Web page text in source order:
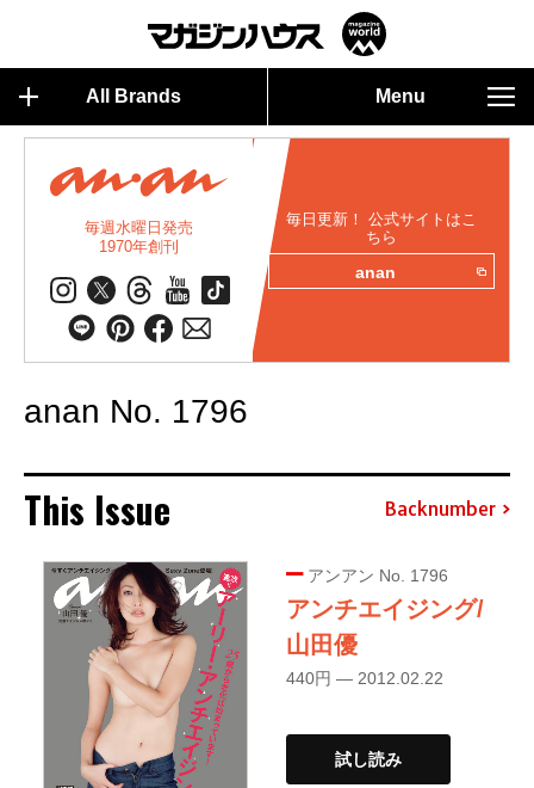
All Brands Menu
毎週水曜日発売
1970年創刊
毎日更新！ 公式サイトはこ
ちら
anan
anan No. 1796
This Issue Backnumber
アンアン No. 1796
アンチエイジング/
山田優
440円 — 2012.02.22
試し読み